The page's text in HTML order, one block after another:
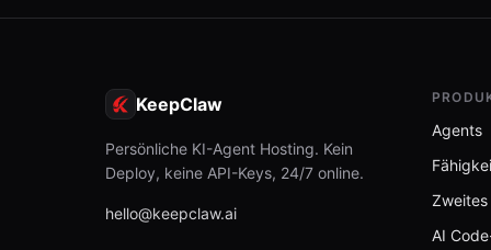
KeepClaw
Persönliche KI-Agent Hosting. Kein
Deploy, keine API-Keys, 24/7 online.
hello@keepclaw.ai
Agents
Zweites
AI